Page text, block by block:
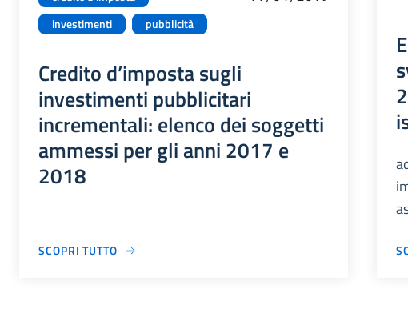
investimenti
pubblicità
Credito d’imposta sugli
investimenti pubblicitari
incrementali: elenco dei soggetti
ammessi per gli anni 2017 e
2018
SCOPRI TUTTO